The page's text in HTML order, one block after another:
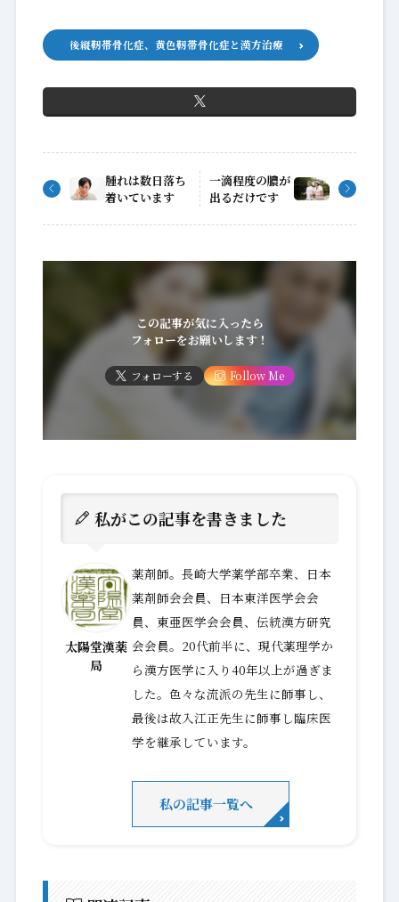
後縦靭帯骨化症、黄色靭帯骨化症と漢方治療
腫れは数日落ち
着いています
一滴程度の膿が
出るだけです
この記事が気に入ったら
フォローをお願いします！
フォローする Follow Me
私がこの記事を書きました
太陽堂漢薬
局
薬剤師。長崎大学薬学部卒業、日本
薬剤師会会員、日本東洋医学会会
員、東亜医学会会員、伝統漢方研究
会会員。20代前半に、現代薬理学か
ら漢方医学に入り40年以上が過ぎま
した。色々な流派の先生に師事し、
最後は故入江正先生に師事し臨床医
学を継承しています。
私の記事一覧へ